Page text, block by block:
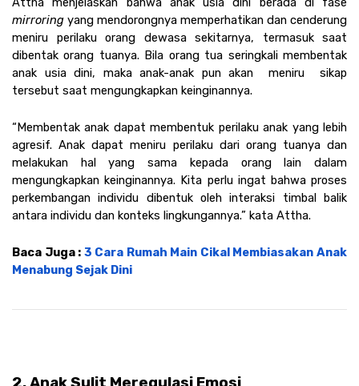
mirroring yang mendorongnya memperhatikan dan cenderung
meniru perilaku orang dewasa sekitarnya, termasuk saat
dibentak orang tuanya. Bila orang tua seringkali membentak
anak usia dini, maka anak-anak pun akan  meniru  sikap
tersebut saat mengungkapkan keinginannya.
“Membentak anak dapat membentuk perilaku anak yang lebih
agresif. Anak dapat meniru perilaku dari orang tuanya dan
melakukan hal yang sama kepada orang lain dalam
mengungkapkan keinginannya. Kita perlu ingat bahwa proses
perkembangan individu dibentuk oleh interaksi timbal balik
antara individu dan konteks lingkungannya.” kata Attha.
Baca Juga : 3 Cara Rumah Main Cikal Membiasakan Anak
Menabung Sejak Dini